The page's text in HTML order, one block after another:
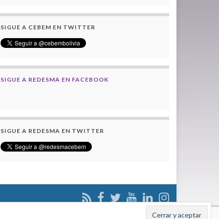
SIGUE A CEBEM EN TWITTER
SIGUE A REDESMA EN FACEBOOK
SIGUE A REDESMA EN TWITTER